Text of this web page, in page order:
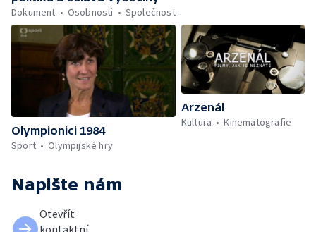
Dokument
Osobnosti Společnost
Olympionici 1984
Sport
Olympijské hry
Arzenál
Kultura
Kinematografie
Napište nám
Otevřít
kontaktní